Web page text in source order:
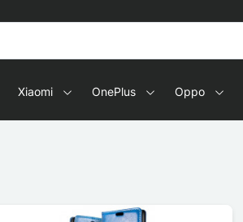
tablets
Xiaomi OnePlus Oppo